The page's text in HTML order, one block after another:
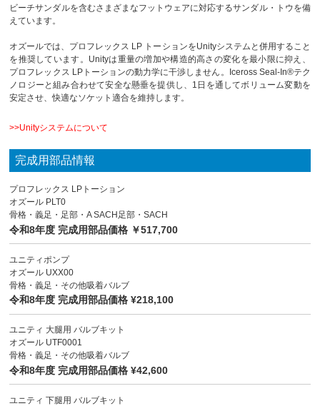
ビーチサンダルを含むさまざまなフットウェアに対応するサンダル・トウを備
えています。
オズールでは、プロフレックス LP トーションをUnityシステムと併用すること
を推奨しています。Unityは重量の増加や構造的高さの変化を最小限に抑え、
プロフレックス LPトーションの動力学に干渉しません。Iceross Seal-In®テク
ノロジーと組み合わせて安全な懸垂を提供し、1日を通してボリューム変動を
安定させ、快適なソケット適合を維持します。
>>Unityシステムについて
完成用部品情報
プロフレックス LPトーション
オズール PLT0
骨格・義足・足部・A SACH足部・SACH
令和8年度 完成用部品価格 ￥517,700
ユニティポンプ
オズール UXX00
骨格・義足・その他吸着バルブ
令和8年度 完成用部品価格 ¥218,100
ユニティ 大腿用 バルブキット
オズール UTF0001
骨格・義足・その他吸着バルブ
令和8年度 完成用部品価格 ¥42,600
ユニティ 下腿用 バルブキット